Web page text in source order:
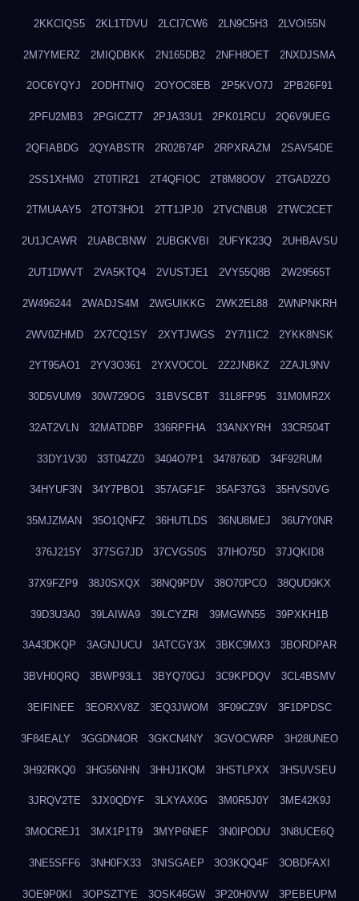
2KKCIQS5 2KL1TDVU 2LCI7CW6 2LN9C5H3 2LVOI55N
2M7YMERZ 2MIQDBKK 2N165DB2 2NFH8OET 2NXDJSMA
2OC6YQYJ 2ODHTNIQ 2OYOC8EB 2P5KVO7J 2PB26F91
2PFU2MB3 2PGICZT7 2PJA33U1 2PK01RCU 2Q6V9UEG
2QFIABDG 2QYABSTR 2R02B74P 2RPXRAZM 2SAV54DE
2SS1XHM0 2T0TIR21 2T4QFIOC 2T8M8OOV 2TGAD2ZO
2TMUAAY5 2TOT3HO1 2TT1JPJ0 2TVCNBU8 2TWC2CET
2U1JCAWR 2UABCBNW 2UBGKVBI 2UFYK23Q 2UHBAVSU
2UT1DWVT 2VA5KTQ4 2VUSTJE1 2VY55Q8B 2W29565T
2W496244 2WADJS4M 2WGUIKKG 2WK2EL88 2WNPNKRH
2WV0ZHMD 2X7CQ1SY 2XYTJWGS 2Y7I1IC2 2YKK8NSK
2YT95AO1 2YV3O361 2YXVOCOL 2Z2JNBKZ 2ZAJL9NV
30D5VUM9 30W729OG 31BVSCBT 31L8FP95 31M0MR2X
32AT2VLN 32MATDBP 336RPFHA 33ANXYRH 33CR504T
33DY1V30 33T04ZZ0 3404O7P1 3478760D 34F92RUM
34HYUF3N 34Y7PBO1 357AGF1F 35AF37G3 35HVS0VG
35MJZMAN 35O1QNFZ 36HUTLDS 36NU8MEJ 36U7Y0NR
376J215Y 377SG7JD 37CVGS0S 37IHO75D 37JQKID8
37X9FZP9 38J0SXQX 38NQ9PDV 38O70PCO 38QUD9KX
39D3U3A0 39LAIWA9 39LCYZRI 39MGWN55 39PXKH1B
3A43DKQP 3AGNJUCU 3ATCGY3X 3BKC9MX3 3BORDPAR
3BVH0QRQ 3BWP93L1 3BYQ70GJ 3C9KPDQV 3CL4BSMV
3EIFINEE 3EORXV8Z 3EQ3JWOM 3F09CZ9V 3F1DPDSC
3F84EALY 3GGDN4OR 3GKCN4NY 3GVOCWRP 3H28UNEO
3H92RKQ0 3HG56NHN 3HHJ1KQM 3HSTLPXX 3HSUVSEU
3JRQV2TE 3JX0QDYF 3LXYAX0G 3M0R5J0Y 3ME42K9J
3MOCREJ1 3MX1P1T9 3MYP6NEF 3N0IPODU 3N8UCE6Q
3NE5SFF6 3NH0FX33 3NISGAEP 3O3KQQ4F 3OBDFAXI
3OE9P0KI 3OPSZTYE 3OSK46GW 3P20H0VW 3PEBEUPM